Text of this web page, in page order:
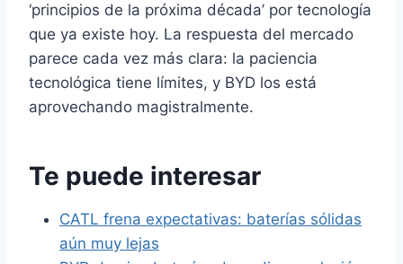
‘principios de la próxima década’ por tecnología
que ya existe hoy. La respuesta del mercado
parece cada vez más clara: la paciencia
tecnológica tiene límites, y BYD los está
aprovechando magistralmente.
Te puede interesar
CATL frena expectativas: baterías sólidas
aún muy lejas